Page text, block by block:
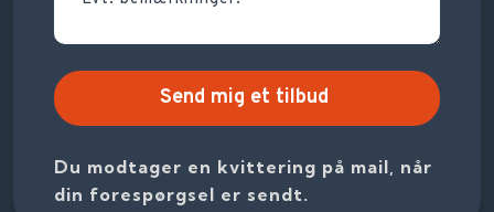
Du modtager en kvittering på mail, når
din forespørgsel er sendt.​